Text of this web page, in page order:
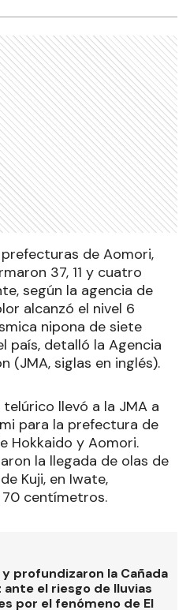
de Aomori,
37, 11 y cuatro
según la agencia de
alcanzó el nivel 6
nipona de siete
país, detalló la Agencia
(JMA, siglas en inglés).
llevó a la JMA a
para la prefectura de
Hokkaido y Aomori.
la llegada de olas de
Kuji, en Iwate,
centímetros.
profundizaron la Cañada
ante el riesgo de lluvias
por el fenómeno de El